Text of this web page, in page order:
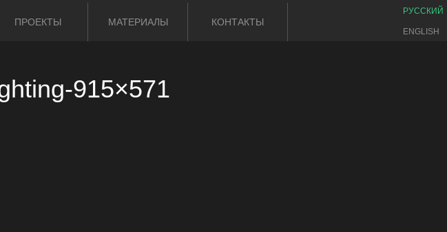
ПРОЕКТЫ МАТЕРИАЛЫ КОНТАКТЫ
РУССКИЙ
ENGLISH
915×571